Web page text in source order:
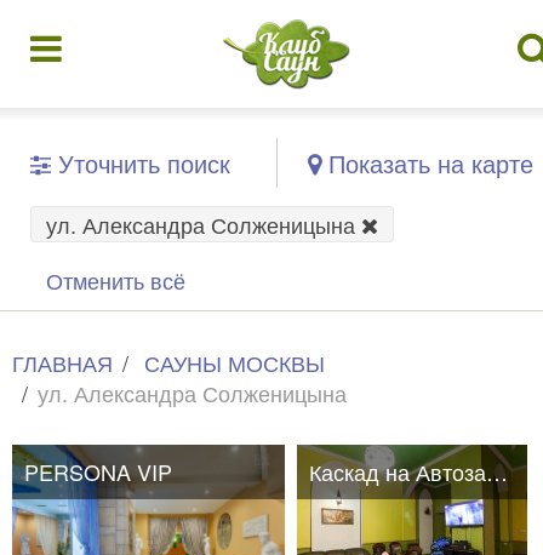
Уточнить поиск Показать на карте
ул. Александра Солженицына
Отменить всё
ГЛАВНАЯ
САУНЫ МОСКВЫ
ул. Александра Солженицына
PERSONA VIP Каскад на Автозаводской